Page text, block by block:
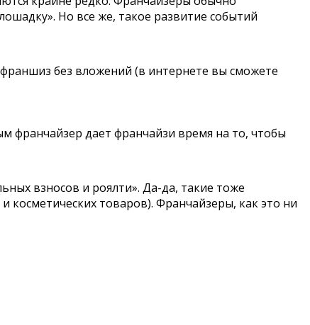
Но все же, такое развитие событий
без вложений (в интернете вы сможете
франчайзер дает франчайзи время на то, чтобы
взносов и роялти». Да-да, такие тоже
товаров). Франчайзеры, как это ни